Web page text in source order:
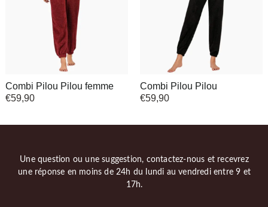
Combi Pilou Pilou femme
€59,90
Combi Pilou Pilou
€59,90
Une question ou une suggestion, contactez-nous et recevrez
une réponse en moins de 24h du lundi au vendredi entre 9 et
17h.